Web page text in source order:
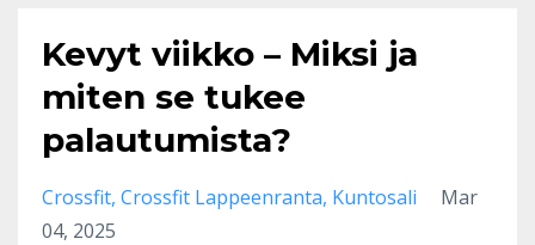
Kevyt viikko – Miksi ja
miten se tukee
palautumista?
Crossfit Crossfit Lappeenranta Kuntosali
Mar
04, 2025